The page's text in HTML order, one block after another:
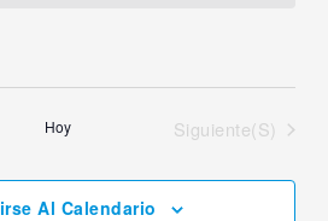
Hoy Eventos
Siguiente(s)
Al Calendario